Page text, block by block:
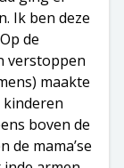
Ik ben deze
de
verstoppen
maakte
kinderen
boven de
de mama’se